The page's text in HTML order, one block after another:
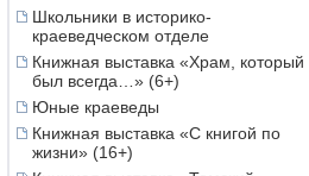
Школьники в историко-
краеведческом отделе
Книжная выставка «Храм, который
был всегда…» (6+)
Юные краеведы
Книжная выставка «С книгой по
жизни» (16+)